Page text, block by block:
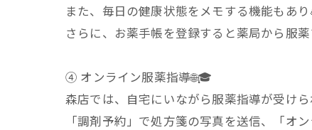
また、毎日の健康状態をメモする機能もあり
さらに、お薬手帳を登録すると薬局から服
④ オンライン服薬指導🌐🎓
森店では、自宅にいながら服薬指導が受け
「調剤予約」で処方箋の写真を送信、「オ